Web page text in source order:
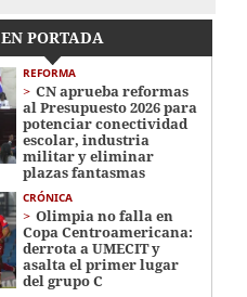
EN PORTADA
REFORMA
CN aprueba reformas
al Presupuesto 2026 para
potenciar conectividad
escolar, industria
militar y eliminar
plazas fantasmas
CRÓNICA
Olimpia no falla en
Copa Centroamericana:
derrota a UMECIT y
asalta el primer lugar
del grupo C